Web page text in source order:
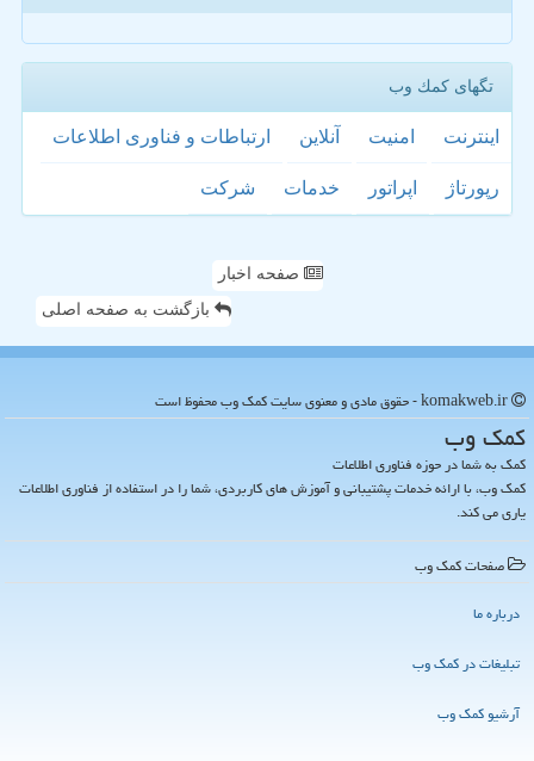
تگهای كمك وب
اینترنت امنیت آنلاین ارتباطات و فناوری اطلاعات
رپورتاژ اپراتور خدمات شركت
صفحه اخبار
بازگشت به صفحه اصلی
كمك وب
کمک به شما در حوزه فناوری اطلاعات
کمک وب، با ارائه خدمات پشتیبانی و آموزش های کاربردی، شما را در استفاده از فناوری اطلاعات
یاری می کند.
صفحات كمك وب
درباره ما
تبلیغات در كمك وب
آرشیو كمك وب